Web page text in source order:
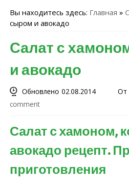
Вы находитесь здесь: Главная »
сыром и авокадо
Салат с
и авокадо
Обновлено 02.08.2014 От
comment
Салат с хамоном,
авокадо рецепт.
приготовления